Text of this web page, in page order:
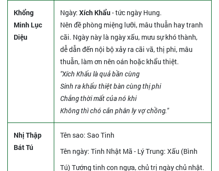
Khổng
Minh Lục
Diệu
Ngày: Xích Khẩu- tức ngày Hung.
Nên đề phòng miệng lưỡi, mâu thuẫn hay tranh
cãi. Ngày này là ngày xấu, mưu sự khó thành,
dễ dẫn đến nội bộ xảy ra cãi vã, thị phi, mâu
thuẫn, làm ơn nên oán hoặc khẩu thiệt.
"Xích Khẩu là quả bần cùng
Sinh ra khẩu thiệt bàn cùng thị phi
Chẳng thời mất của nó khi
Không thì chó cắn phân ly vợ chồng."
Nhị Thập
Bát Tú
Tên sao: Sao Tinh
Tên ngày: Tinh Nhật Mã - Lý Trung: Xấu (Bình
Tú) Tướng tinh con ngựa, chủ trị ngày chủ nhật.